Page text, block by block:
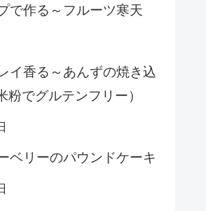
で作る～フルーツ寒天
イ香る～あんずの焼き込
粉でグルテンフリー）
ベリーのパウンドケーキ